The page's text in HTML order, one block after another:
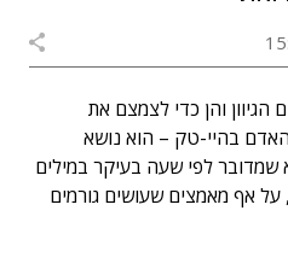
הגיוון והן כדי לצמצם את
בהיי-טק – הוא נושא
שמדובר לפי שעה בעיקר במילים
אף מאמצים שעושים גורמים